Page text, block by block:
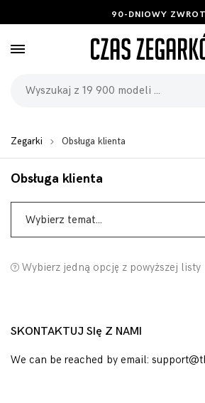
90-DNIOWY ZWROT
BEZPŁATNE ZWROTY I
Zegarki Obsługa klienta
Obsługa klienta
Wybierz temat…
Wybierz jedną opcję z powyższej listy
SKONTAKTUJ SIę Z NAMI
We can be reached by email: